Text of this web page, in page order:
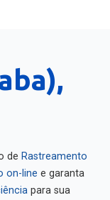
de Rastreamento
on-line e garanta
para sua